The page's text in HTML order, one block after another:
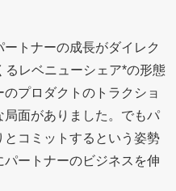
トナーの成長がダイレク
るレベニューシェア*の形態
プロダクトのトラクショ
面がありました。でもパ
コミットするという姿勢
ートナーのビジネスを伸